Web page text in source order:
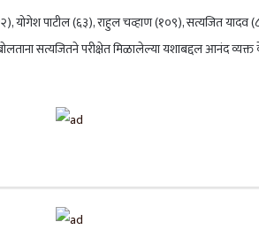
योगेश पाटील (६३), राहुल चव्हाण (१०९), सत्यजित
सत्यजितने परीक्षेत मिळालेल्या यशाबद्दल आनंद